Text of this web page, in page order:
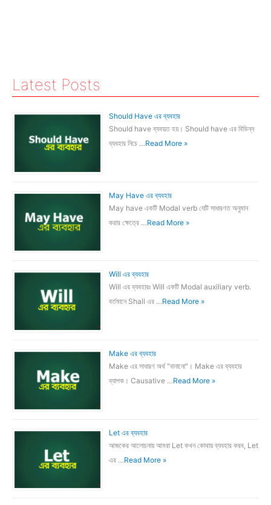
Latest Posts
Should Have এর ব্যবহার
Should have ব্যবহৃত হয়। Should have এর বিভিন্ন
ব্যবহার নিচে …Read More »
May Have এর ব্যবহার
May have একটি Modal verb যেটি সাধারণত অনুমান
করার ক্ষেত্রে …Read More »
Will এর ব্যবহার
Will এর ব্যবহারঃ Will একটি Modal auxiliary verb.
বর্তমানে Shall এর …Read More »
Make এর ব্যবহার
Make এর সাধারণ অর্থ "বানানো"। Make এর ব্যবহার
ব্যাপক। Causative …Read More »
Let এর ব্যবহার
আজকের আলোচনায় আমরা Let কখন কোথায় ব্যবহার করব, Let
এর …Read More »